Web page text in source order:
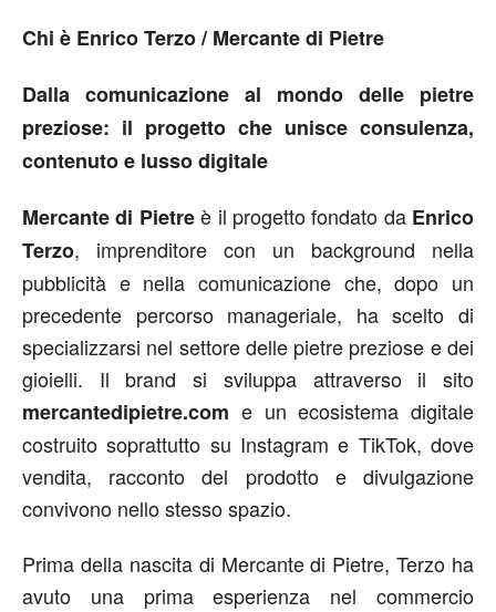
Chi è Enrico Terzo / Mercante di Pietre
Dalla comunicazione al mondo delle pietre
preziose: il progetto che unisce consulenza,
contenuto e lusso digitale
Mercante di Pietreè il progetto fondato da Enrico
Terzo, imprenditore con un background nella
pubblicità e nella comunicazione che, dopo un
precedente percorso manageriale, ha scelto di
specializzarsi nel settore delle pietre preziose e dei
gioielli. Il brand si sviluppa attraverso il sito
mercantedipietre.com e un ecosistema digitale
costruito soprattutto su Instagram e TikTok, dove
vendita, racconto del prodotto e divulgazione
convivono nello stesso spazio.
Prima della nascita di Mercante di Pietre, Terzo ha
avuto una prima esperienza nel commercio